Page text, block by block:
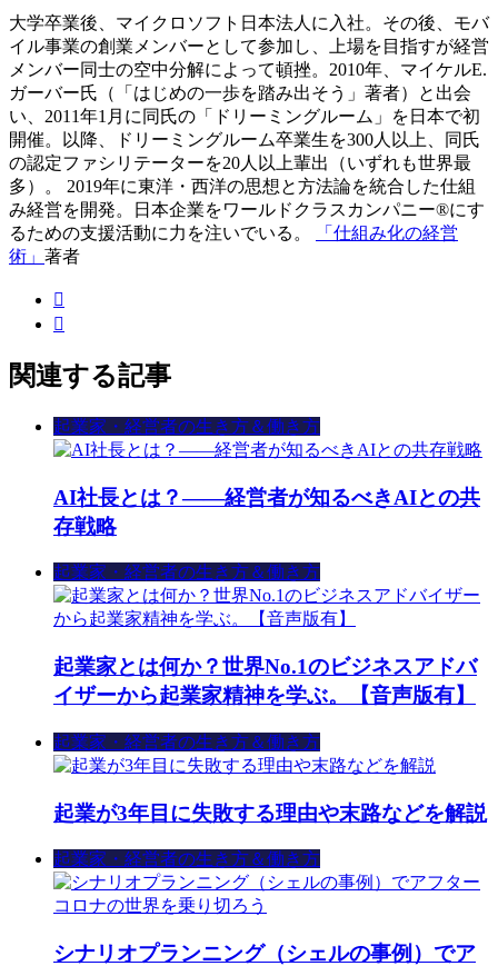
大学卒業後、マイクロソフト日本法人に入社。その後、モバ
イル事業の創業メンバーとして参加し、上場を目指すが経営
メンバー同士の空中分解によって頓挫。2010年、マイケルE.
ガーバー氏（「はじめの一歩を踏み出そう」著者）と出会
い、2011年1月に同氏の「ドリーミングルーム」を日本で初
開催。以降、ドリーミングルーム卒業生を300人以上、同氏
の認定ファシリテーターを20人以上輩出（いずれも世界最
多）。 2019年に東洋・西洋の思想と方法論を統合した仕組
み経営を開発。日本企業をワールドクラスカンパニー®にす
るための支援活動に力を注いでいる。
「仕組み化の経営
術」 著者
関連する記事
起業家・経営者の生き方＆働き方
AI社長とは？――経営者が知るべきAIとの共
存戦略
起業家・経営者の生き方＆働き方
起業家とは何か？世界No.1のビジネスアドバ
イザーから起業家精神を学ぶ。【音声版有】
起業家・経営者の生き方＆働き方
起業が3年目に失敗する理由や末路などを解説
起業家・経営者の生き方＆働き方
シナリオプランニング（シェルの事例）でア